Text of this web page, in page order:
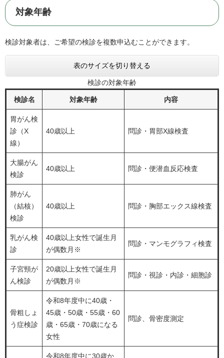
対象年齢
検診対象者は、ご希望の検診を複数申込むことができます。
表のサイズを切り替える
検診の対象年齢
検診名 対象年齢 内容
胃がん検
診（X
線）
40歳以上 問診・胃部X線検査
大腸がん
検診
40歳以上 問診・便潜血反応検査
肺がん
（結核）
検診
40歳以上 問診・胸部エックス線検査
乳がん検
診
40歳以上女性で誕生月
が偶数月※
問診・マンモグラフィ検査
子宮頸が
ん検診
20歳以上女性で誕生月
が偶数月※
問診・視診・内診・細胞診
骨粗しょ
う症検診
令和8年度中に40歳・
45歳・50歳・55歳・60
歳・65歳・70歳になる
女性
問診、骨密度測定
令和8年度中に30歳か